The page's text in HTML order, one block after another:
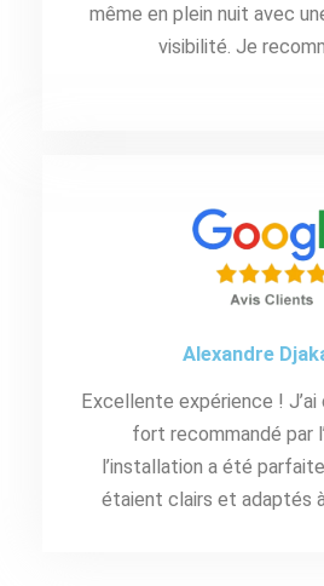
même en plein nuit avec
visibilité. Je
Alexandre
Excellente expérience !
fort recommandé par
l’installation a été
étaient clairs et adaptés